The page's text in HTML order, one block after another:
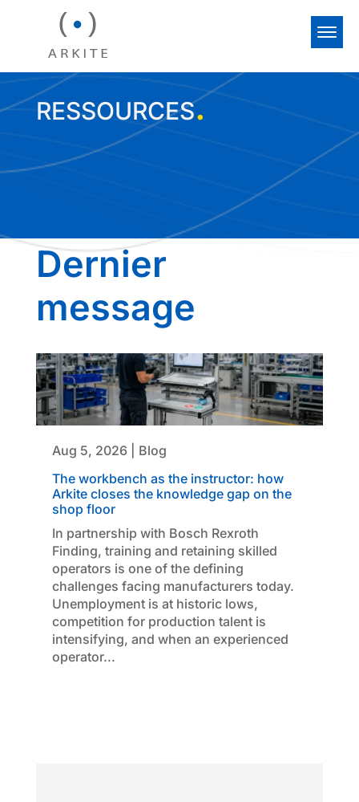
RESSOURCES.
Dernier
message
The workbench as the instructor: how
Arkite closes the knowledge gap on the
shop floor
Aug 5, 2026| Blog
In partnership with Bosch Rexroth
Finding, training and retaining skilled
operators is one of the defining
challenges facing manufacturers today.
Unemployment is at historic lows,
competition for production talent is
intensifying, and when an experienced
operator...